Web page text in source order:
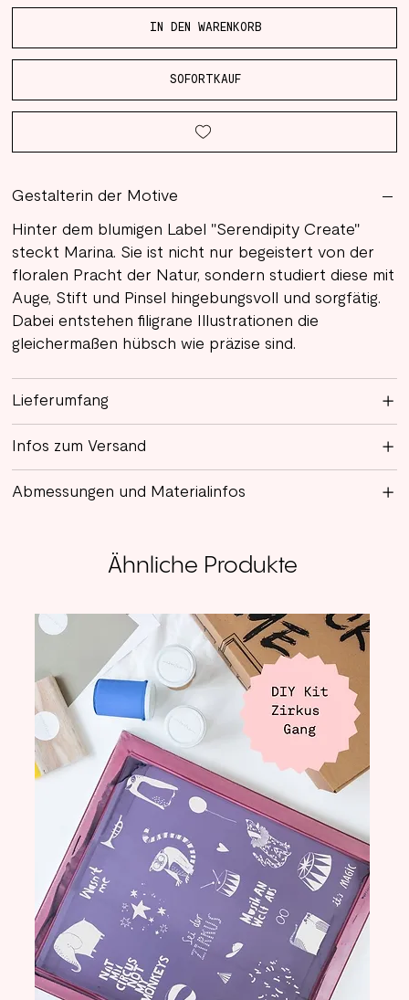
IN DEN WARENKORB
SOFORTKAUF
Gestalterin der Motive
Hinter dem blumigen Label "Serendipity Create"
steckt Marina. Sie ist nicht nur begeistert von der
floralen Pracht der Natur, sondern studiert diese mit
Auge, Stift und Pinsel hingebungsvoll und sorgfätig.
Dabei entstehen filigrane Illustrationen die
gleichermaßen hübsch wie präzise sind.
Lieferumfang
Infos zum Versand
Abmessungen und Materialinfos
Ähnliche Produkte